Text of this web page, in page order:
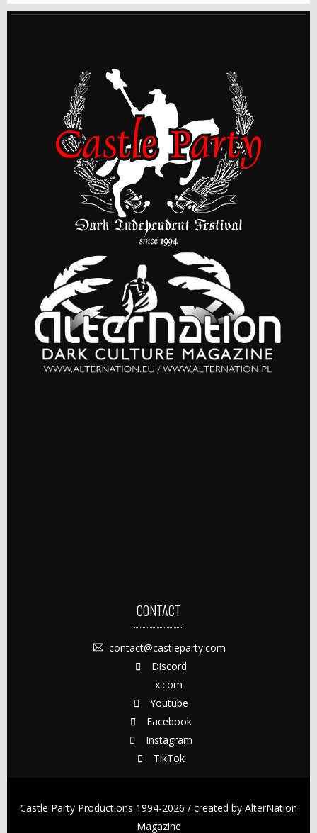
CONTACT
contact@castleparty.com
Discord
x.com
Youtube
Facebook
Instagram
TikTok
Castle Party Productions 1994-2026 / created by AlterNation
Magazine